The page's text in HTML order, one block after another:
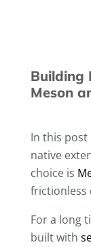
Building
Meson
In this post
native
choice is
frictionless
For a long
built with